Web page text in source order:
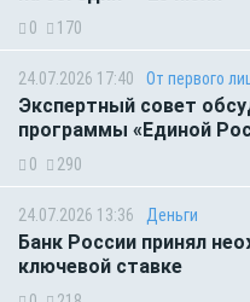
0 170
24.07.2026 17:40 От первого
Экспертный совет
программы «Единой
0 290
24.07.2026 13:36 Деньги
Банк России принял
ключевой ставке